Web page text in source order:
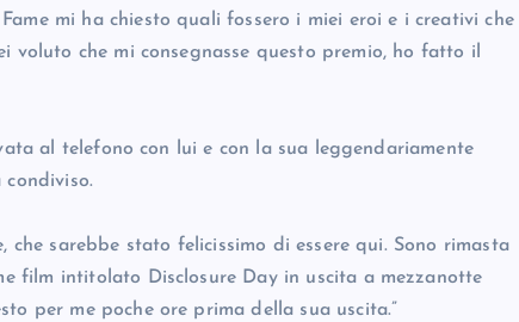
mi ha chiesto quali fossero i miei eroi e i creativi che
che mi consegnasse questo premio, ho fatto il
al telefono con lui e con la sua leggendariamente
condiviso.
sarebbe stato felicissimo di essere qui. Sono rimasta
film intitolato Disclosure Day in uscita a mezzanotte
per me poche ore prima della sua uscita.”